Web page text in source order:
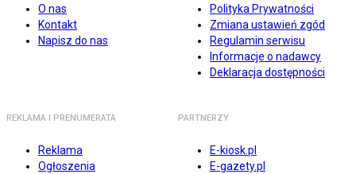
O nas
Kontakt
Napisz do nas
Polityka Prywatności
Zmiana ustawień zgód
Regulamin serwisu
Informacje o nadawcy
Deklaracja dostępności
REKLAMA I PRENUMERATA
Reklama
Ogłoszenia
PARTNERZY
E-kiosk.pl
E-gazety.pl